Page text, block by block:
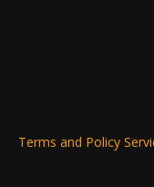
Terms and Policy